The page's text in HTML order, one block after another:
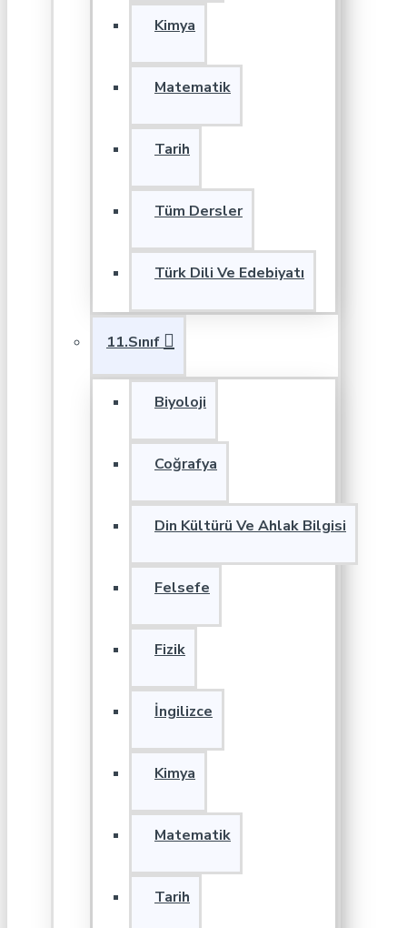
Kimya
Matematik
Tarih
Tüm Dersler
Türk Dili Ve Edebiyatı
11.Sınıf
Biyoloji
Coğrafya
Din Kültürü Ve Ahlak Bilgisi
Felsefe
Fizik
İngilizce
Kimya
Matematik
Tarih